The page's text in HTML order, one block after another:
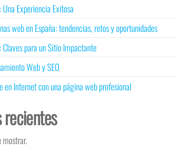
Experiencia Exitosa
web en España: tendencias, retos y oportunidades
Claves para un Sitio Impactante
Web y SEO
en Internet con una página web profesional
mostrar.